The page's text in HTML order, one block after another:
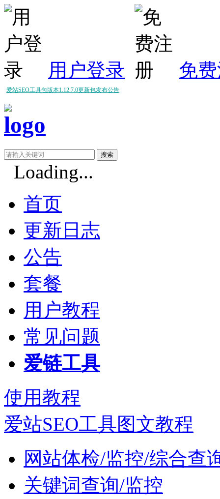
用户登录 免
爱站SEO工具包版本1.12.7.0更新包发布公告
爱站SEO工具包版本1.12.5.0更新包发布公告
Loading...
首页
更新日志
公告
套餐
用户教程
常见问题
爱链工具
使用教程
爱站SEO工具图文教程
网站体检/监控/综合查
关键词查询/监控